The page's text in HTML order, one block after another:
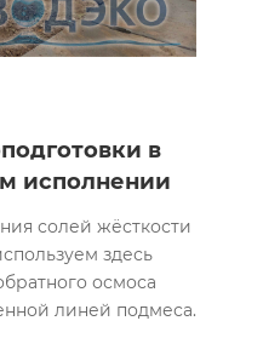
в
исполнении
солей жёсткости
здесь
осмоса
линей подмеса.